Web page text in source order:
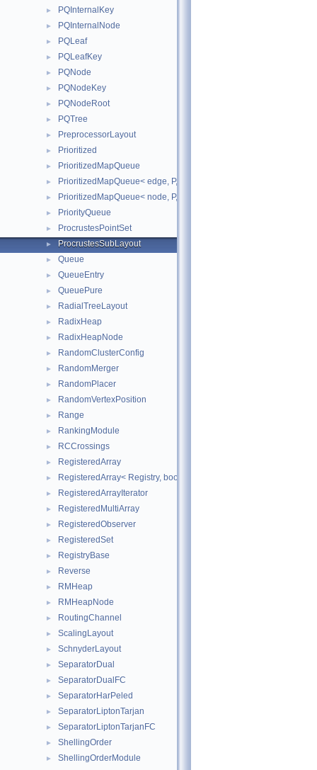
► PQInternalKey
► PQInternalNode
► PQLeaf
► PQLeafKey
► PQNode
► PQNodeKey
► PQNodeRoot
► PQTree
► PreprocessorLayout
► Prioritized
► PrioritizedMapQueue
► PrioritizedMapQueue< edge, P, C, Impl, HashFunc >
► PrioritizedMapQueue< node, P, C, Impl, HashFunc >
► PriorityQueue
► ProcrustesPointSet
► ProcrustesSubLayout
► Queue
► QueueEntry
► QueuePure
► RadialTreeLayout
► RadixHeap
► RadixHeapNode
► RandomClusterConfig
► RandomMerger
► RandomPlacer
► RandomVertexPosition
► Range
► RankingModule
► RCCrossings
► RegisteredArray
► RegisteredArray< Registry, bool, WithDefault, Base >
► RegisteredArrayIterator
► RegisteredMultiArray
► RegisteredObserver
► RegisteredSet
► RegistryBase
► Reverse
► RMHeap
► RMHeapNode
► RoutingChannel
► ScalingLayout
► SchnyderLayout
► SeparatorDual
► SeparatorDualFC
► SeparatorHarPeled
► SeparatorLiptonTarjan
► SeparatorLiptonTarjanFC
► ShellingOrder
►
ShellingOrderModule